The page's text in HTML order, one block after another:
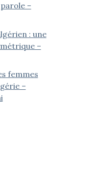
–
: une
–
femmes
–